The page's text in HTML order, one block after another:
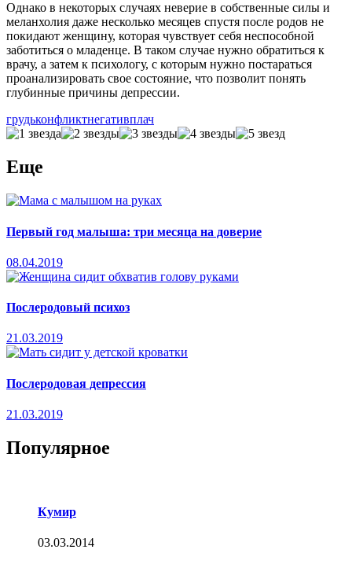
Однако в некоторых случаях неверие в собственные силы и
меланхолия даже несколько месяцев спустя после родов не
покидают женщину, которая чувствует себя неспособной
заботиться о младенце. В таком случае нужно обратиться к
врачу, а затем к психологу, с которым нужно постараться
проанализировать свое состояние, что позволит понять
глубинные причины депрессии.
грудьконфликтнегативплач
Еще
Первый год малыша: три месяца на доверие
08.04.2019
Послеродовый психоз
21.03.2019
Послеродовая депрессия
21.03.2019
Популярное
Кумир
03.03.2014